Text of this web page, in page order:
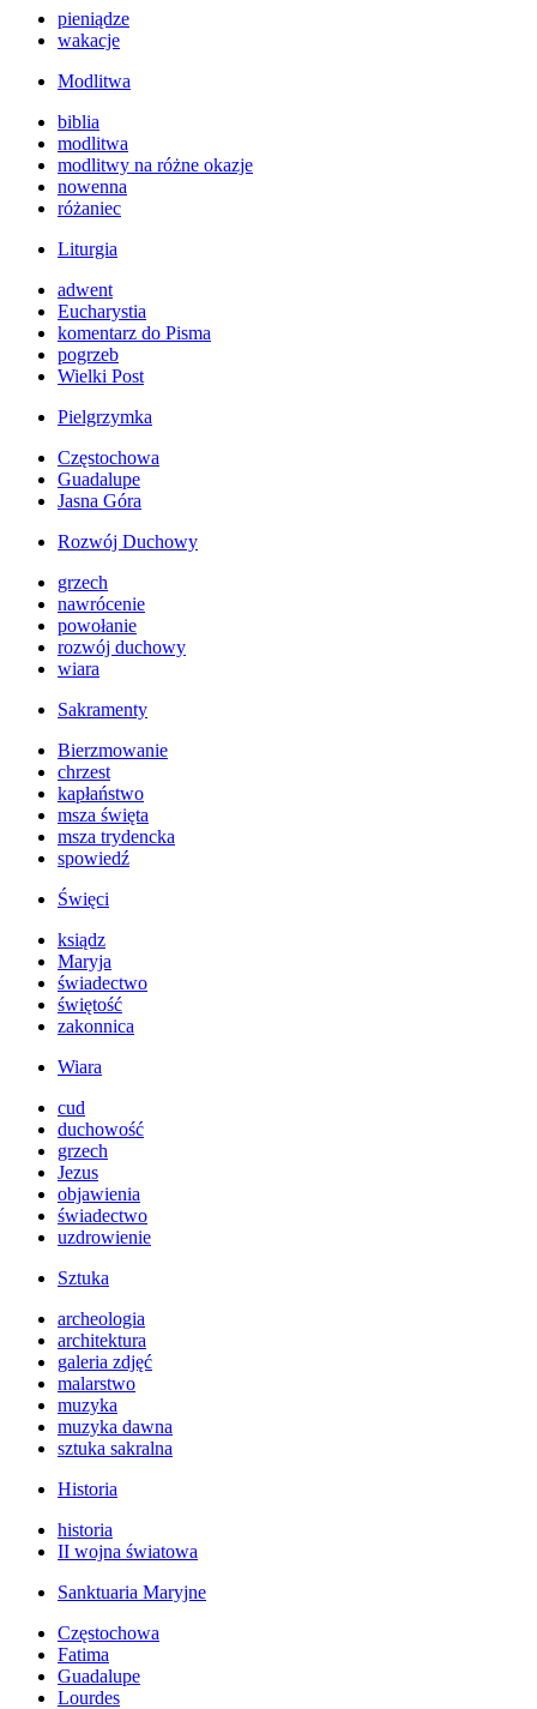
pieniądze
wakacje
Modlitwa
biblia
modlitwa
modlitwy na różne okazje
nowenna
różaniec
Liturgia
adwent
Eucharystia
komentarz do Pisma
pogrzeb
Wielki Post
Pielgrzymka
Częstochowa
Guadalupe
Jasna Góra
Rozwój Duchowy
grzech
nawrócenie
powołanie
rozwój duchowy
wiara
Sakramenty
Bierzmowanie
chrzest
kapłaństwo
msza święta
msza trydencka
spowiedź
Święci
ksiądz
Maryja
świadectwo
świętość
zakonnica
Wiara
cud
duchowość
grzech
Jezus
objawienia
świadectwo
uzdrowienie
Sztuka
archeologia
architektura
galeria zdjęć
malarstwo
muzyka
muzyka dawna
sztuka sakralna
Historia
historia
II wojna światowa
Sanktuaria Maryjne
Częstochowa
Fatima
Guadalupe
Lourdes